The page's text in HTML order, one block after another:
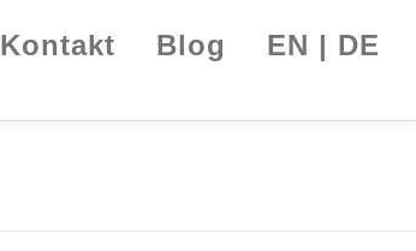
Kontakt Blog EN | DE